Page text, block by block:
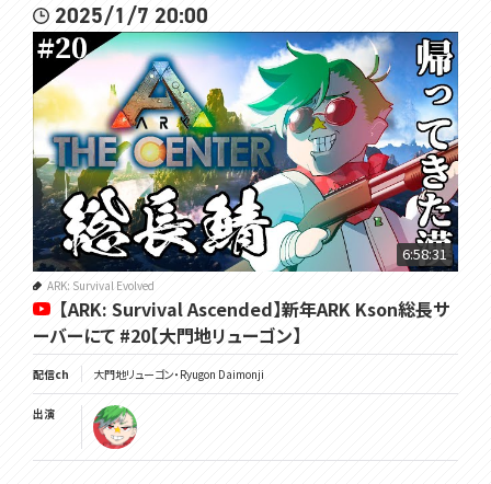
2025/1/7 20:00
6:58:31
ARK: Survival Evolved
【ARK: Survival Ascended】新年ARK Kson総長サ
ーバーにて #20【大門地リューゴン】
配信ch 大門地リューゴン・Ryugon Daimonji
出演